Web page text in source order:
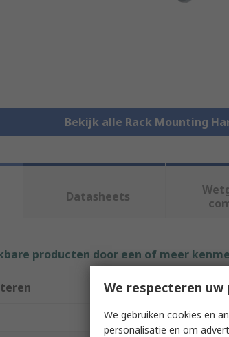
Bekijk alle Rack Mounting
Datasheets
producten door een of meer
Attribuut
Merk
We respecteren uw
We gebruiken cookies en
personalisatie en om